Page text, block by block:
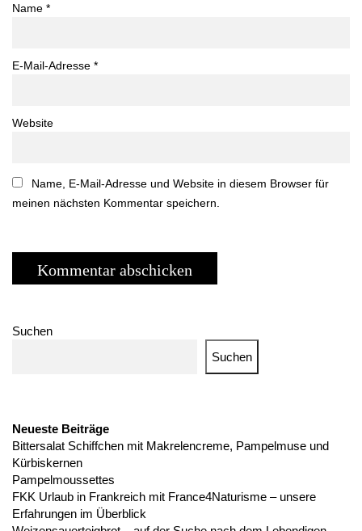
Name *
E-Mail-Adresse *
Website
Name, E-Mail-Adresse und Website in diesem Browser für
meinen nächsten Kommentar speichern.
Suchen
Suchen
Neueste Beiträge
Bittersalat Schiffchen mit Makrelencreme, Pampelmuse und
Kürbiskernen
Pampelmoussettes
FKK Urlaub in Frankreich mit France4Naturisme – unsere
Erfahrungen im Überblick